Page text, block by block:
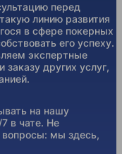
перед
линию развития
в сфере покерных
его успеху.
экспертные
других услуг,
на нашу
в чате. Не
вопросы: мы здесь,